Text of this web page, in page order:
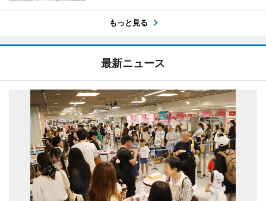
もっと見る
最新ニュース